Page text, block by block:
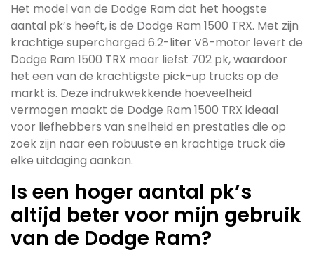
Het model van de Dodge Ram dat het hoogste
aantal pk’s heeft, is de Dodge Ram 1500 TRX. Met zijn
krachtige supercharged 6.2-liter V8-motor levert de
Dodge Ram 1500 TRX maar liefst 702 pk, waardoor
het een van de krachtigste pick-up trucks op de
markt is. Deze indrukwekkende hoeveelheid
vermogen maakt de Dodge Ram 1500 TRX ideaal
voor liefhebbers van snelheid en prestaties die op
zoek zijn naar een robuuste en krachtige truck die
elke uitdaging aankan.
Is een hoger aantal pk’s
altijd beter voor mijn gebruik
van de Dodge Ram?